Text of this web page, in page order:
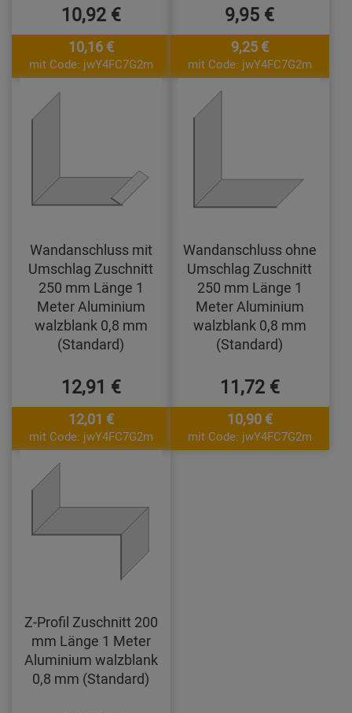
10,92 €
10,16 €
mit Code: jwY4FC7G2m
9,95 €
9,25 €
mit Code: jwY4FC7G2m
Wandanschluss mit
Umschlag Zuschnitt
250 mm Länge 1
Meter Aluminium
walzblank 0,8 mm
(Standard)
12,91 €
12,01 €
mit Code: jwY4FC7G2m
Wandanschluss ohne
Umschlag Zuschnitt
250 mm Länge 1
Meter Aluminium
walzblank 0,8 mm
(Standard)
11,72 €
10,90 €
mit Code: jwY4FC7G2m
Z-Profil Zuschnitt 200
mm Länge 1 Meter
Aluminium walzblank
0,8 mm (Standard)